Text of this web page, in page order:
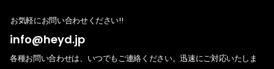
お気軽にお問い合わせください!!
info@heyd.jp
各種お問い合わせは、いつでもご連絡ください。迅速にご対応いたしま